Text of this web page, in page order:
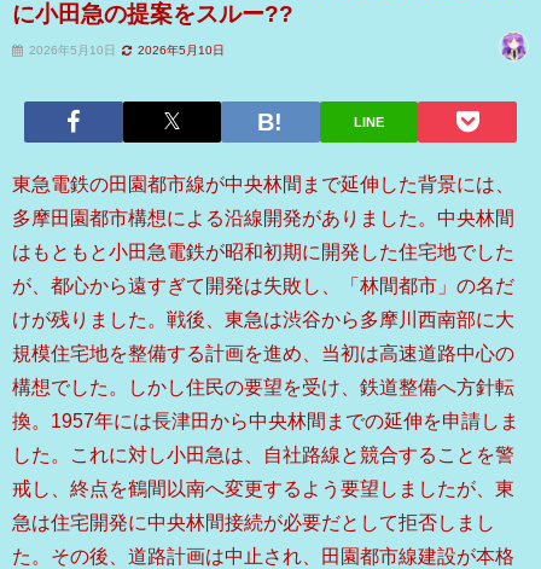
に小田急の提案をスルー??
2026年5月10日 2026年5月10日
LINE
東急電鉄の田園都市線が中央林間まで延伸した背景には、
多摩田園都市構想による沿線開発がありました。中央林間
はもともと小田急電鉄が昭和初期に開発した住宅地でした
が、都心から遠すぎて開発は失敗し、「林間都市」の名だ
けが残りました。戦後、東急は渋谷から多摩川西南部に大
規模住宅地を整備する計画を進め、当初は高速道路中心の
構想でした。しかし住民の要望を受け、鉄道整備へ方針転
換。1957年には長津田から中央林間までの延伸を申請しま
した。これに対し小田急は、自社路線と競合することを警
戒し、終点を鶴間以南へ変更するよう要望しましたが、東
急は住宅開発に中央林間接続が必要だとして拒否しまし
た。その後、道路計画は中止され、田園都市線建設が本格